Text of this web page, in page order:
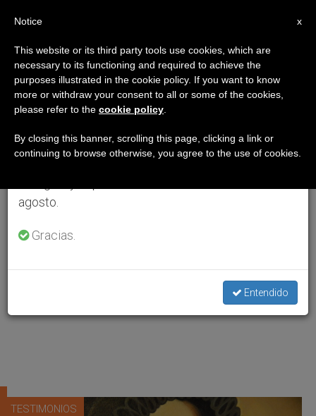
TESTIMONIOS
×
Aviso importante
Del 27 de julio al 7 de agosto haremos la pausa
anual, aprovechando que en el periodo de verano
se generan menos informaciones y también el
agosto.
Gracias.
Entendido
x
Notice
This website or its third party tools use cookies, which are
necessary to its functioning and required to achieve the
purposes illustrated in the cookie policy. If you want to know
more or withdraw your consent to all or some of the cookies,
please refer to the cookie policy
By closing this banner, scrolling this page, clicking a link or
continuing to browse otherwise, you agree to the use of cookies.